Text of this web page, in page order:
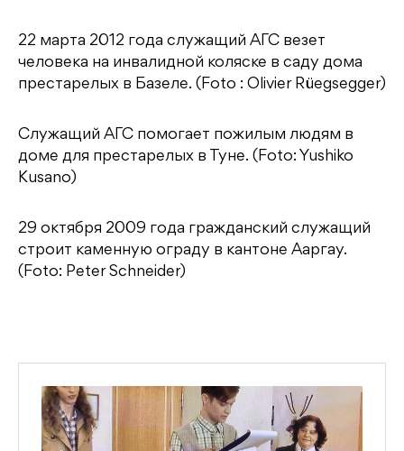
22 марта 2012 года служащий АГС везет
человека на инвалидной коляске в саду дома
престарелых в Базеле. (Foto : Olivier Rüegsegger)
Служащий АГС помогает пожилым людям в
доме для престарелых в Туне. (Foto: Yushiko
Kusano)
29 октября 2009 года гражданский служащий
строит каменную ограду в кантоне Ааргау.
(Foto: Peter Schneider)